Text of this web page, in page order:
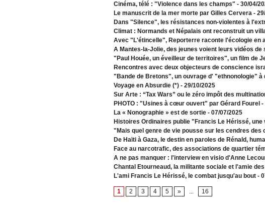
Cinéma, télé : "Violence dans les champs" - 30/04/
Le manuscrit de la mer morte par Gilles Cervera -
Dans "Silence", les résistances non-violentes à
Climat : Normands et Népalais ont reconstruit un
Avec "L'étincelle", Reporterre raconte l'écologie en
A Mantes-la-Jolie, des jeunes voient leurs vidéos
"Paul Houée, un éveilleur de territoires", un film de
Rencontres avec deux objecteurs de conscience
"Bande de Bretons", un ouvrage d' "ethnonologie" à
Voyage en Absurdie (*) - 29/10/2025
Sur Arte : “Tax Wars” ou le zéro impôt des
PHOTO : "Usines à cœur ouvert" par Gérard Fourel -
La « Nonographie » est de sortie - 07/07/2025
Histoires Ordinaires publie "Francis Le Hérissé, une
"Mais quel genre de vie pousse sur les cendres des
De Haïti à Gaza, le destin en paroles de Rénald,
Face au narcotrafic, des associations de quartier
A ne pas manquer : l'interview en visio d'Anne
Chantal Etourneaud, la militante sociale et l'amie
L'ami Francis Le Hérissé, le combat jusqu'au bout -
1 2 3 4 5 » ... 16